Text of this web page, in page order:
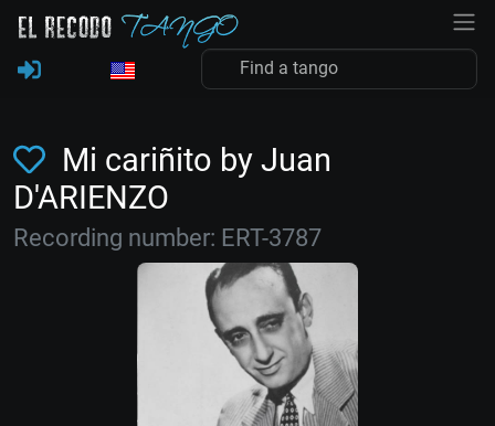
Mi cariñito by Juan
D'ARIENZO
Recording number: ERT-3787